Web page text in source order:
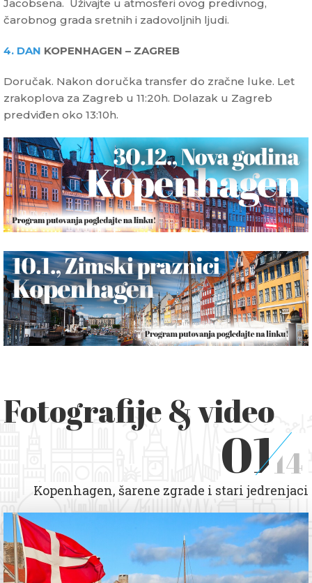
Jacobsena. Uživajte u atmosferi ovog predivnog,
čarobnog grada sretnih i zadovoljnih ljudi.
4. DAN KOPENHAGEN – ZAGREB
Doručak. Nakon doručka transfer do zračne luke. Let
zrakoplova za Zagreb u 11:20h. Dolazak u Zagreb
predviđen oko 13:10h.
Fotografije & video
0114
Kopenhagen, šarene zgrade i stari jedrenjaci